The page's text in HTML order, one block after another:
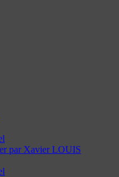
par Xavier LOUIS